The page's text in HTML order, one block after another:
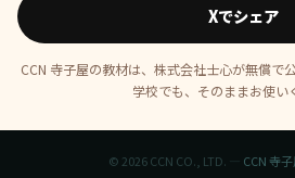
Xでシェア
CCN 寺子屋の教材は、株式会社士心が無償で
学校でも、そのままお使い
© 2026 CCN CO., LTD. — CCN 寺